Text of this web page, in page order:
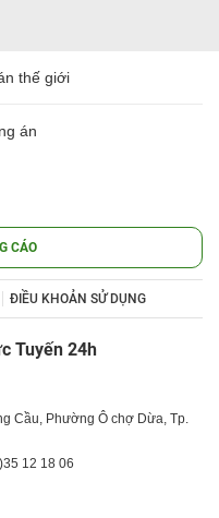
thế giới
án
CÁO
ĐIỀU KHOẢN SỬ DỤNG
Tuyến 24h
Cầu, Phường Ô chợ Dừa, Tp.
35 12 18 06